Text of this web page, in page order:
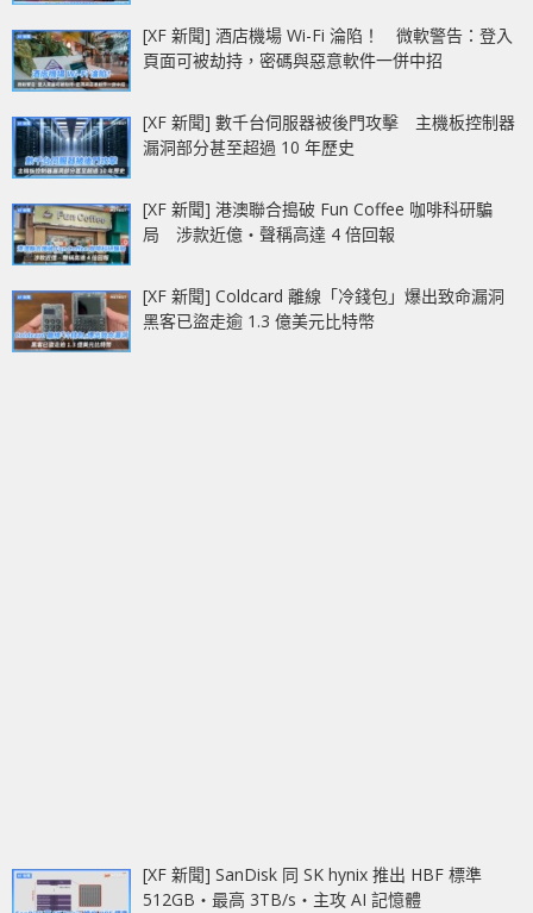
[XF 新聞] 酒店機場 Wi-Fi 淪陷！ 微軟警告：登入
頁面可被劫持，密碼與惡意軟件一併中招
[XF 新聞] 數千台伺服器被後門攻擊 主機板控制器
漏洞部分甚至超過 10 年歷史
[XF 新聞] 港澳聯合搗破 Fun Coffee 咖啡科研騙
局 涉款近億‧聲稱高達 4 倍回報
[XF 新聞] Coldcard 離線「冷錢包」爆出致命漏洞
黑客已盜走逾 1.3 億美元比特幣
[XF 新聞] SanDisk 同 SK hynix 推出 HBF 標準
512GB‧最高 3TB/s‧主攻 AI 記憶體